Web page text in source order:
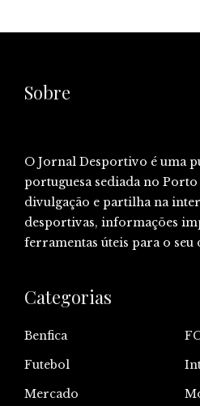
Sobre
O Jornal Desportivo é uma
portuguesa sediada no Porto
divulgação e partilha na
desportivas, informações
ferramentas úteis para o seu
Categorias
Benfica
Futebol
Mercado